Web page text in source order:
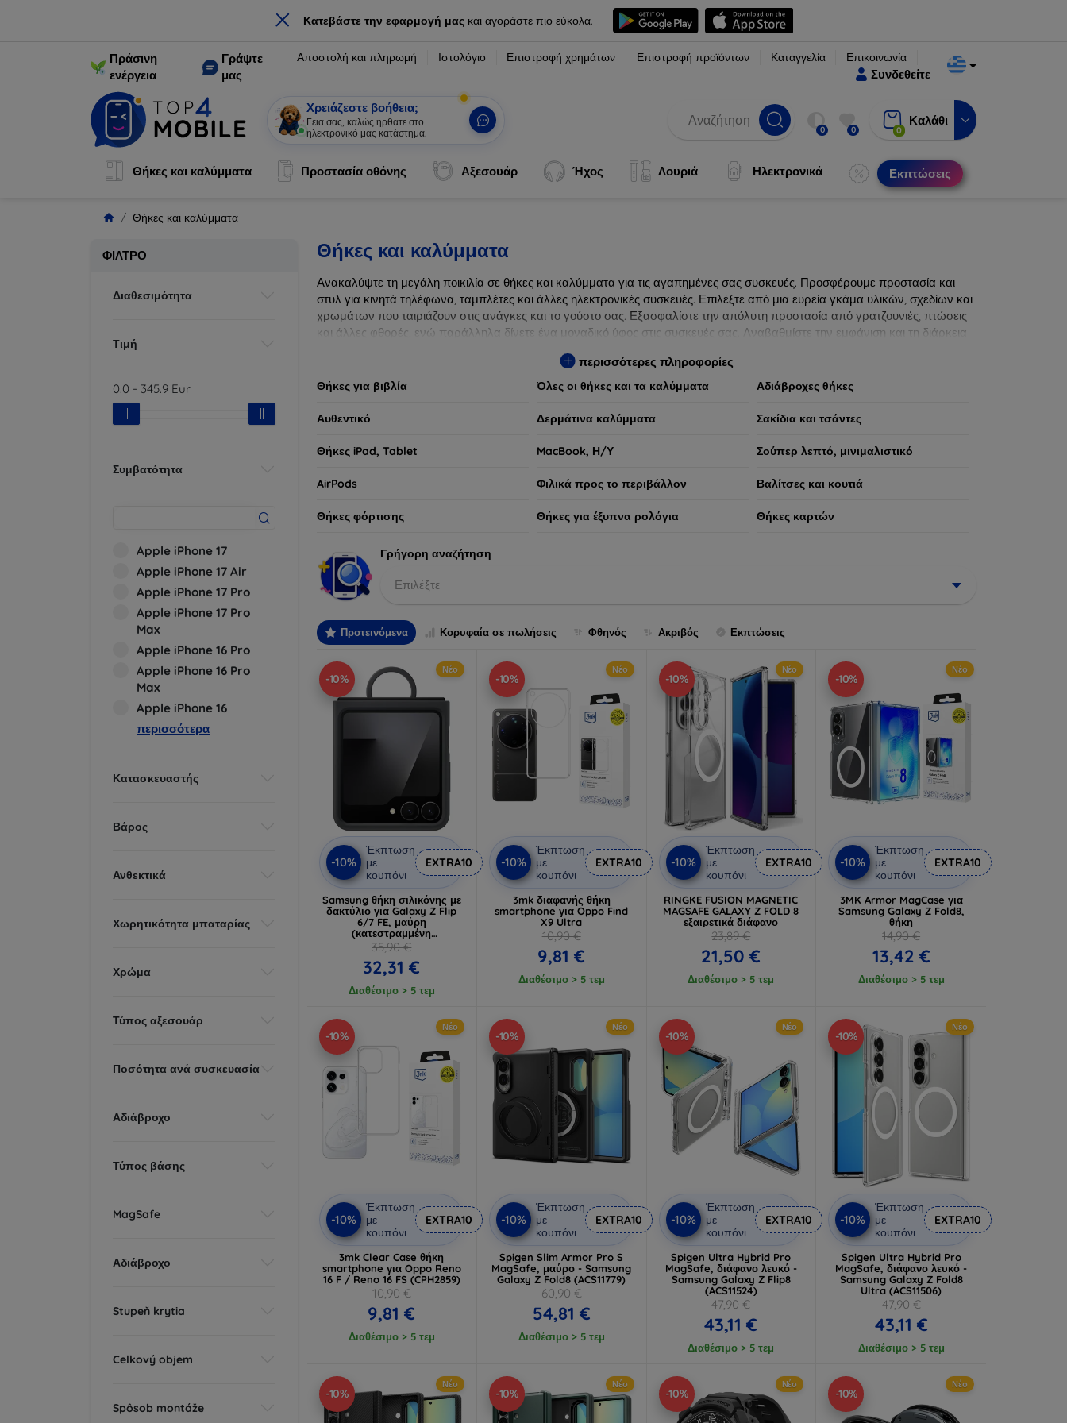
× Κατεβάστε την εφαρμογή μαςκαι αγοράστε πιο εύκολα.
Πράσινη
ενέργεια
Γράψτε
μας
Αποστολή και πληρωμή Ιστολόγιο Επιστροφή χρημάτων Επιστροφή προϊόντων Καταγγελία Επικοινωνία
Συνδεθείτε
Χρειάζεστε βοήθεια;
Γεια| 0 0 0
Καλάθι
Θήκες και καλύμματα Προστασία οθόνης Αξεσουάρ Ήχος Λουριά Ηλεκτρονικά Εκπτώσεις
Θήκες και καλύμματα
ΦΊΛΤΡΟ
Διαθεσιμότητα
Τιμή
0.0 - 345.9 Eur
Συμβατότητα
Apple iPhone 17
Apple iPhone 17 Air
Apple iPhone 17 Pro
Apple iPhone 17 Pro
Max
Apple iPhone 16 Pro
Apple iPhone 16 Pro
Max
Apple iPhone 16
περισσότερα
Κατασκευαστής
Βάρος
Ανθεκτικά
Χωρητικότητα μπαταρίας
Χρώμα
Τύπος αξεσουάρ
Ποσότητα ανά συσκευασία
Αδιάβροχο
Τύπος βάσης
MagSafe
Αδιάβροχο
Stupeň krytia
Celkový objem
Spôsob montáže
Θήκες και καλύμματα
Ανακαλύψτε τη μεγάλη ποικιλία σε θήκες και καλύμματα για τις αγαπημένες σας συσκευές. Προσφέρουμε προστασία και
στυλ για κινητά τηλέφωνα, ταμπλέτες και άλλες ηλεκτρονικές συσκευές. Επιλέξτε από μια ευρεία γκάμα υλικών, σχεδίων και
χρωμάτων που ταιριάζουν στις ανάγκες και το γούστο σας. Εξασφαλίστε την απόλυτη προστασία από γρατζουνιές, πτώσεις
και άλλες φθορές, ενώ παράλληλα δίνετε ένα μοναδικό ύφος στις συσκευές σας. Αναβαθμίστε την εμφάνιση και τη διάρκεια
περισσότερες πληροφορίες
Θήκες για βιβλία Όλες οι θήκες και τα καλύμματα Αδιάβροχες θήκες
Αυθεντικό Δερμάτινα καλύμματα Σακίδια και τσάντες
Θήκες iPad, Tablet MacBook, Η/Υ Σούπερ λεπτό, μινιμαλιστικό
AirPods Φιλικά προς το περιβάλλον Βαλίτσες και κουτιά
Θήκες φόρτισης Θήκες για έξυπνα ρολόγια Θήκες καρτών
Γρήγορη αναζήτηση
Επιλέξτε
Προτεινόμενα Κορυφαία σε πωλήσεις Φθηνός Ακριβός Εκπτώσεις
-10%
Νέο
-10%
Έκπτωση
με
κουπόνι
EXTRA10
Samsung θήκη σιλικόνης με
δακτύλιο για Galaxy Z Flip
6/7 FE, μαύρη
(κατεστραμμένη
συσκευασία)
35,90 €
32,31 €
Διαθέσιμο > 5 τεμ
-10%
Νέο
-10%
Έκπτωση
με
κουπόνι
EXTRA10
3mk διαφανής θήκη
smartphone για Oppo Find
X9 Ultra
10,90 €
9,81 €
Διαθέσιμο > 5 τεμ
-10%
Νέο
-10%
Έκπτωση
με
κουπόνι
EXTRA10
RINGKE FUSION MAGNETIC
MAGSAFE GALAXY Z FOLD 8
εξαιρετικά διάφανο
23,89 €
21,50 €
Διαθέσιμο > 5 τεμ
-10%
Νέο
-10%
Έκπτωση
με
κουπόνι
EXTRA10
3MK Armor MagCase για
Samsung Galaxy Z Fold8,
θήκη
14,90 €
13,42 €
Διαθέσιμο > 5 τεμ
-10%
Νέο
-10%
Έκπτωση
με
κουπόνι
EXTRA10
3mk Clear Case θήκη
smartphone για Oppo Reno
16 F / Reno 16 FS (CPH2859)
10,90 €
9,81 €
Διαθέσιμο > 5 τεμ
-10%
Νέο
-10%
Έκπτωση
με
κουπόνι
EXTRA10
Spigen Slim Armor Pro S
MagSafe, μαύρο - Samsung
Galaxy Z Fold8 (ACS11779)
60,90 €
54,81 €
Διαθέσιμο > 5 τεμ
-10%
Νέο
-10%
Έκπτωση
με
κουπόνι
EXTRA10
Spigen Ultra Hybrid Pro
MagSafe, διάφανο λευκό -
Samsung Galaxy Z Flip8
(ACS11524)
47,90 €
43,11 €
Διαθέσιμο > 5 τεμ
-10%
Νέο
-10%
Έκπτωση
με
κουπόνι
EXTRA10
Spigen Ultra Hybrid Pro
MagSafe, διάφανο λευκό -
Samsung Galaxy Z Fold8
Ultra (ACS11506)
47,90 €
43,11 €
Διαθέσιμο > 5 τεμ
-10%
Νέο
-10%
Νέο
-10%
Νέο
-10%
Νέο